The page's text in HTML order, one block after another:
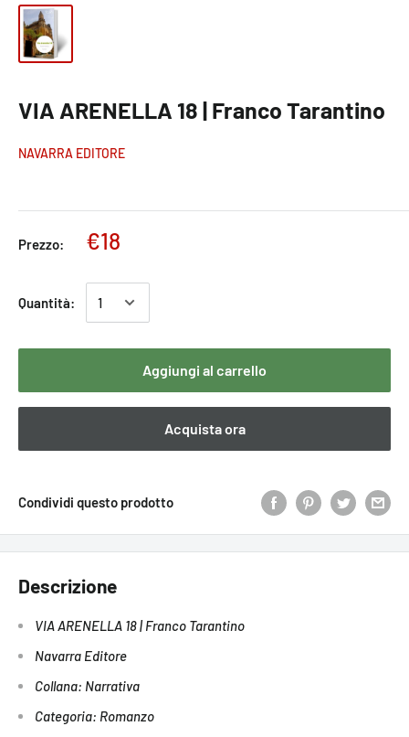
VIA ARENELLA 18 | Franco Tarantino
NAVARRA EDITORE
Prezzo: €18
Quantità:
Aggiungi al carrello
Acquista ora
Condividi questo prodotto
Descrizione
VIA ARENELLA 18 | Franco Tarantino
Navarra Editore
Collana: Narrativa
Categoria: Romanzo